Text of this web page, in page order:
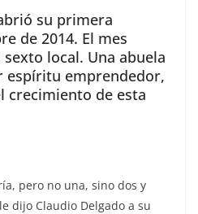
su primera
de 2014. El mes
local. Una abuela
espíritu emprendedor,
crecimiento de esta
pero no una, sino dos y
dijo Claudio Delgado a su